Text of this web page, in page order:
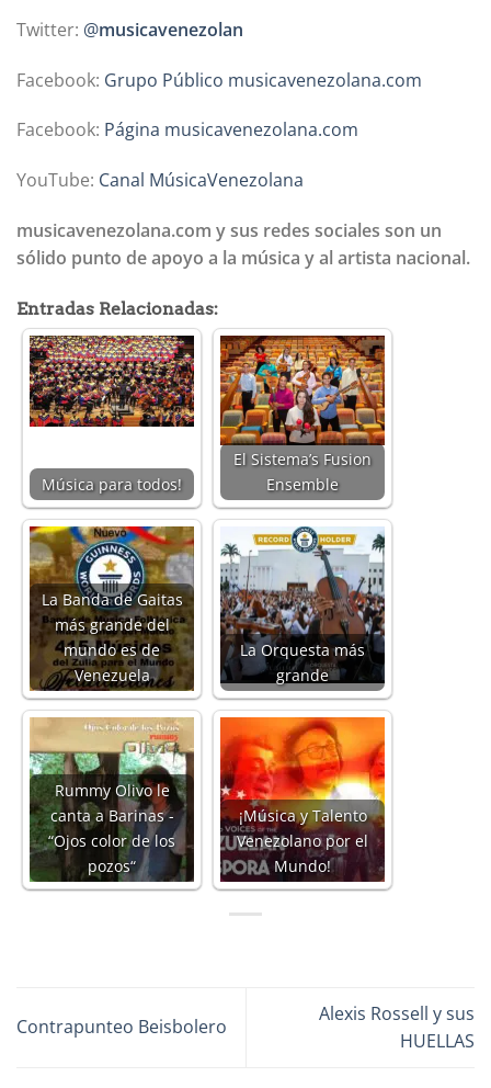
Twitter: @musicavenezolan
Facebook: Grupo Público musicavenezolana.com
Facebook: Página musicavenezolana.com
YouTube: Canal MúsicaVenezolana
musicavenezolana.com y sus redes sociales son un
sólido punto de apoyo a la música y al artista nacional.
Entradas Relacionadas:
Música para todos!
El Sistema’s Fusion
Ensemble
La Banda de Gaitas
más grande del
mundo es de
Venezuela
La Orquesta más
grande
Rummy Olivo le
canta a Barinas -
“Ojos color de los
pozos“
¡Música y Talento
Venezolano por el
Mundo!
Contrapunteo Beisbolero
Alexis Rossell y sus
HUELLAS